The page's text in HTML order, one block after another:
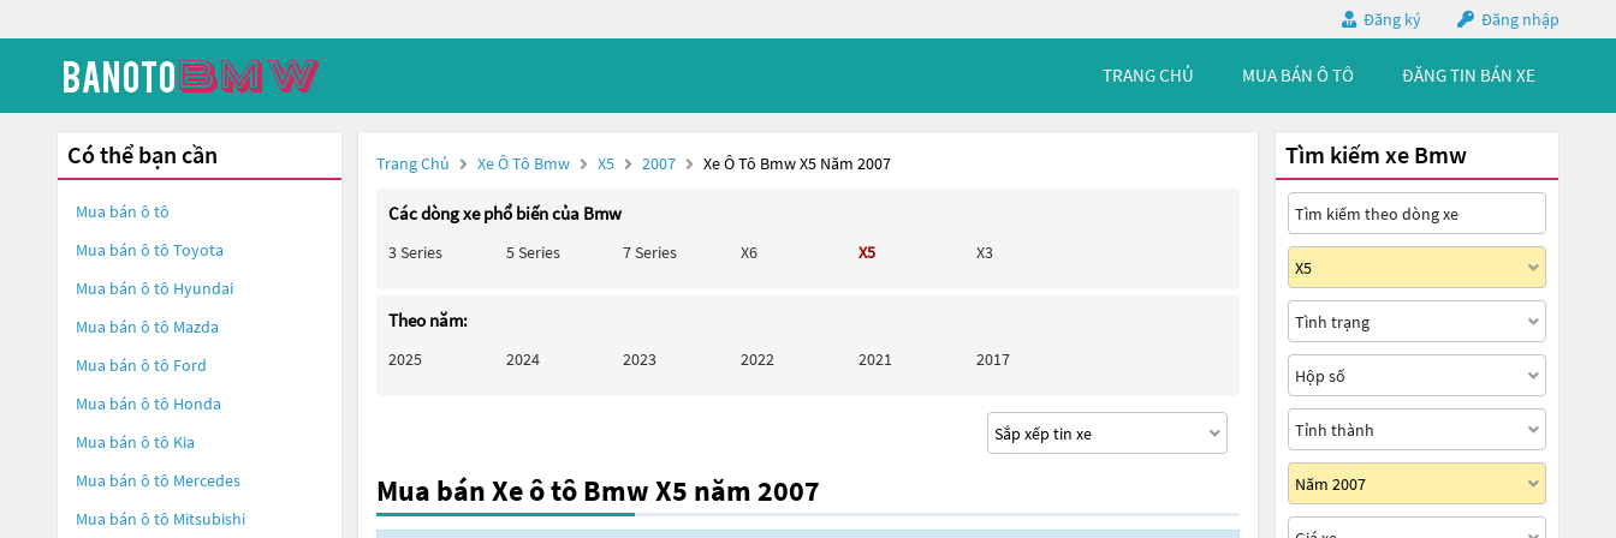
Đăng ký Đăng nhập
TRANG CHỦ MUA BÁN Ô TÔ ĐĂNG TIN BÁN XE
Có thể bạn cần
Mua bán ô tô
Mua bán ô tô Toyota
Mua bán ô tô Hyundai
Mua bán ô tô Mazda
Mua bán ô tô Ford
Mua bán ô tô Honda
Mua bán ô tô Kia
Mua bán ô tô Mercedes
Mua bán ô tô Mitsubishi
Trang Chủ Xe Ô Tô Bmw X5 2007 Xe Ô Tô Bmw X5 Năm 2007
Các dòng xe phổ biến của Bmw
3 Series 5 Series 7 Series X6 X5 X3
Theo năm:
2025 2024 2023 2022 2021 2017
Mua bán Xe ô tô Bmw X5 năm 2007
Tìm kiếm xe Bmw